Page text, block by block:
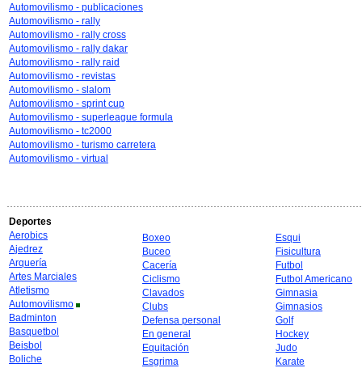
Automovilismo - publicaciones
Automovilismo - rally
Automovilismo - rally cross
Automovilismo - rally dakar
Automovilismo - rally raid
Automovilismo - revistas
Automovilismo - slalom
Automovilismo - sprint cup
Automovilismo - superleague formula
Automovilismo - tc2000
Automovilismo - turismo carretera
Automovilismo - virtual
Deportes
Aerobics
Ajedrez
Arquería
Artes Marciales
Atletismo
Automovilismo
Badminton
Basquetbol
Beisbol
Boliche
Boxeo
Buceo
Cacería
Ciclismo
Clavados
Clubs
Defensa personal
En general
Equitación
Esgrima
Esqui
Fisicultura
Futbol
Futbol Americano
Gimnasia
Gimnasios
Golf
Hockey
Judo
Karate